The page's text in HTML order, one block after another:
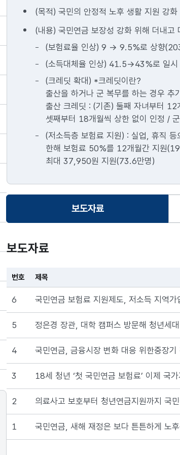
국민이
들어서도
더
보험료는
조정하고,
대신
받는
늘려서
소득을
더
든든하게
만들었어요.
또
아이를
낳거나
군복무를
한
경우에는
가입
기간을
더
인정해주고,
(목적) 국민의 안정적 노후 생활 지원 강화
(내용) 국민연금 보장성 강화 위해 더내
(보험료율 인상) 9 -> 9.5%로 상향
(소득대체율 인상) 41.5->43%로 일시
(크레딧 확대) *크레딧이란?
출산을 하거나 군 복무를 하는 경우
출산 크레딧 : (기존) 둘째 자녀부터
셋째부터 18개월씩 상한 없이 인정 /
(저소득층 보험료 지원) : 실업, 휴직
한해 보험료 50%를 12개월간 지원
최대 37,950원 지원(73.6만명)
보도자료
선택됨
보도자료
번호 제목
6 국민연금 보험료 지원제도, 저소득 지역
5 정은경 장관, 대학 캠퍼스 방문해 청년
4 국민연금, 금융시장 변화 대응 위한중장
3 18세 청년 ‘첫 국민연금 보험료’ 이제
2 의료사고 보호부터 청년연금지원까지
1 국민연금, 새해 재정은 보다 튼튼하게 노